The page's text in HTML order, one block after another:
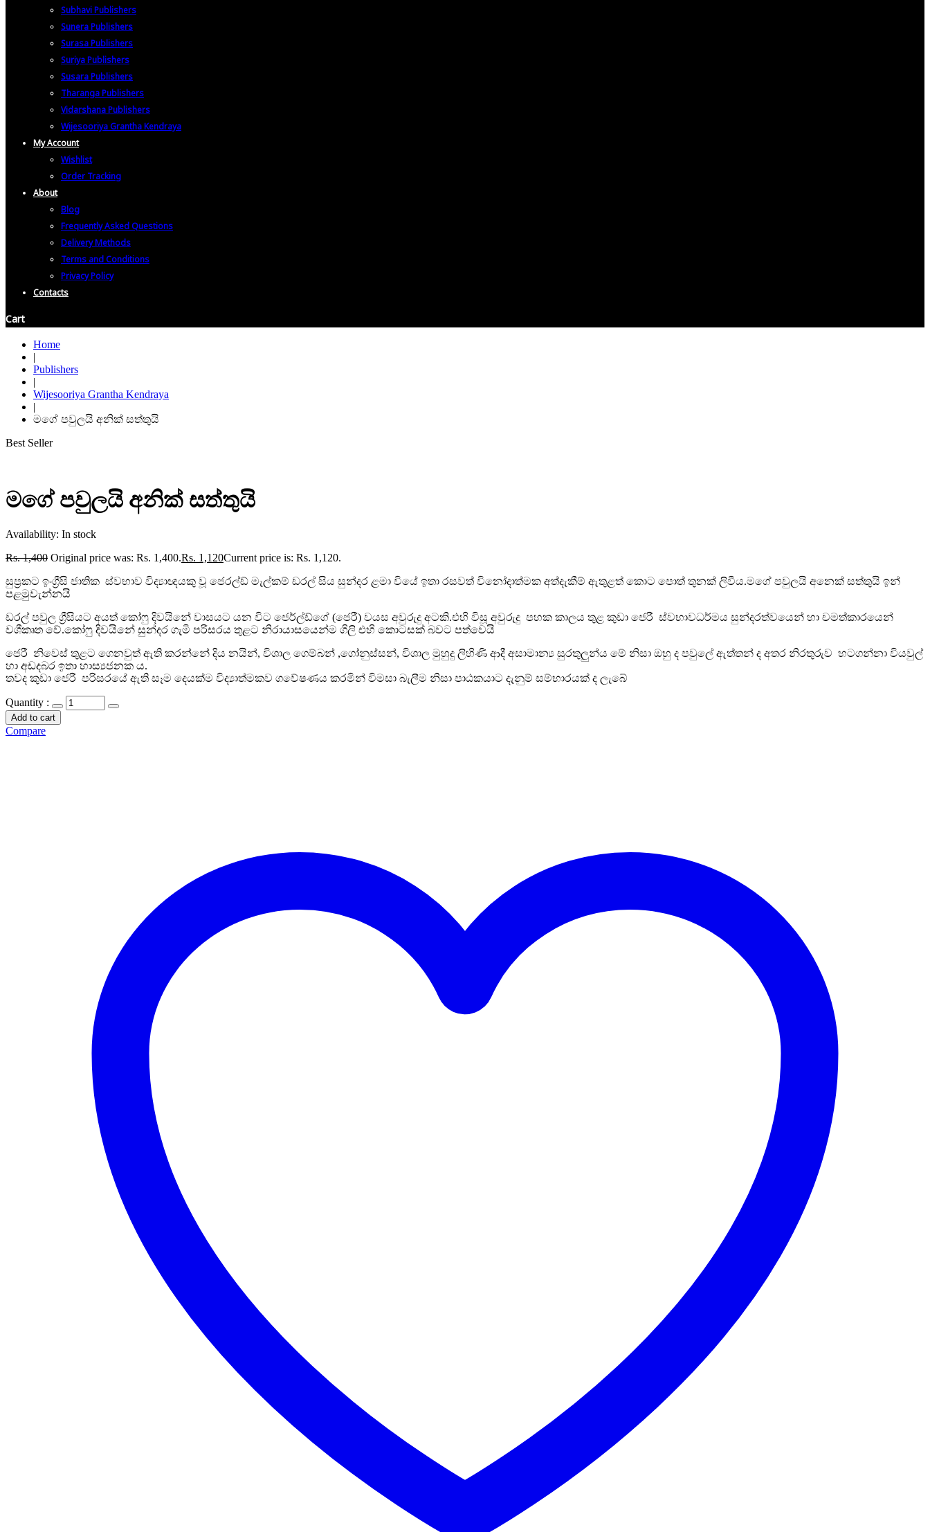
Subhavi Publishers
Sunera Publishers
Surasa Publishers
Suriya Publishers
Susara Publishers
Tharanga Publishers
Vidarshana Publishers
Wijesooriya Grantha Kendraya
My Account
Wishlist
Order Tracking
About
Blog
Frequently Asked Questions
Delivery Methods
Terms and Conditions
Privacy Policy
Contacts
Cart
Home
|
Publishers
|
Wijesooriya Grantha Kendraya
|
මගේ පවුලයි අනික් සත්තුයි
Best Seller
මගේ පවුලයි අනික් සත්තුයි
Availability: In stock
Rs.1,400 Original price was: Rs. 1,400.Rs. 1,120Current price is: Rs. 1,120.
සුප්‍රකට ඉංග්‍රීසි ජාතික ස්වභාව විද්‍යාඥයකු වූ ජෙරල්ඩ් මැල්කම් ඩරල් සිය සුන්දර ළමා වියේ ඉතා රසවත් විනෝදාත්මක අත්දැකීම් ඇතුළත් කොට පොත් තුනක් ලිවීය.මගේ පවුලයි අනෙක් සත්තුයි ඉන්
පළමුවැන්නයි
ඩරල් පවුල ග්‍රීසියට අයත් කෝෆු දිවයිනේ වාසයට යන විට ජෙර්ල්ඩ්ගේ (ජෙරී) වයස අවුරුදු අටකි.එහි විසූ අවුරුදු පහක කාලය තුළ කුඩා ජෙරී ස්වභාවධර්මය සුන්දරත්වයෙන් හා චමත්කාරයෙන්
වශීකෘත වේ.කෝෆු දිවයිනේ සුන්දර ගැමි පරිසරය තුළට නිරායාසයෙන්ම ගිලි එහි කොටසක් බවට පත්වෙයි
ජෙරී නිවෙස් තුළට ගෙනවුත් ඇති කරන්නේ දිය නයින්, විශාල ගෙම්බන් ,ගෝනුස්සන්, විශාල මුහුදු ලිහිණි ආදී අසාමාන්‍ය සුරතුලුන්ය මේ නිසා ඔහු ද පවුලේ ඇත්තන් ද අතර නිරතුරුව හටගන්නා වියවුල්
හා අඩදබර ඉතා හාස්‍යජනක ය.
තවද කුඩා ජෙරී පරිසරයේ ඇති සෑම දෙයක්ම විද්‍යාත්මකව ගවේෂණය කරමින් විමසා බැලීම නිසා පාඨකයාට දැනුම් සම්භාරයක් ද ලැබේ
Quantity :
Add to cart
Compare